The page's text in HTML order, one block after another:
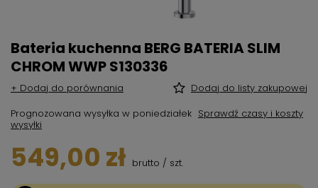
Bateria kuchenna BERG BATERIA SLIM
CHROM WWP S130336
+ Dodaj do porównania
Dodaj do listy zakupowej
Prognozowana wysyłka w poniedziałek Sprawdź czasy i koszty
wysyłki
549,00 zł brutto / szt.